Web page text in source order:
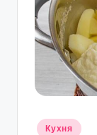
Опубликовано
Кухня